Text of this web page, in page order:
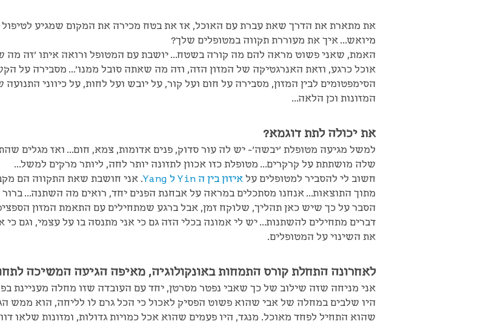
את מתארת את הדרך שאת עברת עם האוכל, אז את בטח מכירה את המקום שמגיע לטיפול
מיואש… איך את מעוררת תקווה במטופלים שלך?
האמת, שאני פשוט מראה להם מה קורה בשטח… יושבת עם המטופל ורואה איתו 'זה מה
אוכל כרגע, וזאת האנרגטיקה של המזון הזה, וזה מה שאתה סובל ממנו'… מסבירה על
הסימפטומים לבין המזון, מסבירה על חום ועל קור, על יובש ועל לחות, על כיווני התנועה
המזונות וכן הלאה…
את יכולה לתת דוגמא?
למשל מגיעה מטופלת 'יבשה'- יש לה עור סדוק, פנים אדומות, צמא, חום… ואז מגלים
שלה מושתתת על קרקרים… מטופלת כזו אכוון לתזונה יותר לחה, ליותר מרקים למשל…
חשוב לי להסביר למטופלים על איזון בין ה Yin ל Yang
. אני חושבת שאת התקווה הם
מתוך התוצאות… אנחנו מסתכלים במראה על אבחנת הפנים יחד, רואים מה השתנה…
הסבר על כך שיש כאן תהליך, שלוקח זמן, אבל ברגע שמתחילים עם התאמת המזון
דברים מתחילים להשתנות… יש לי אמונה בכלי הזה גם כי אני מתנסה בו על עצמי, וגם כי
את השינוי על המטופלים.
לאחרונה התחלת קורס התמחות באונקולוגיה, מאיפה הגיעה המשיכה
אני מניחה שזה שילוב של כך שאבי נפטר מסרטן, יחד עם העובדה שזו מחלה מעניינת
היו שלבים במחלה של אבי שהוא פשוט הפסיק לאכול כי הכל גרם לו לליחה, הוא ממש
שהוא התחיל לפחד מאוכל. מנגד, היו פעמים שהוא אכל כמויות גדולות, ומזונות שלאו